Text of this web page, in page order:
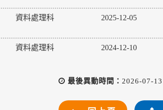
資料處理科 2025-12-05
資料處理科 2024-12-10
最後異動時間： 2026-07-